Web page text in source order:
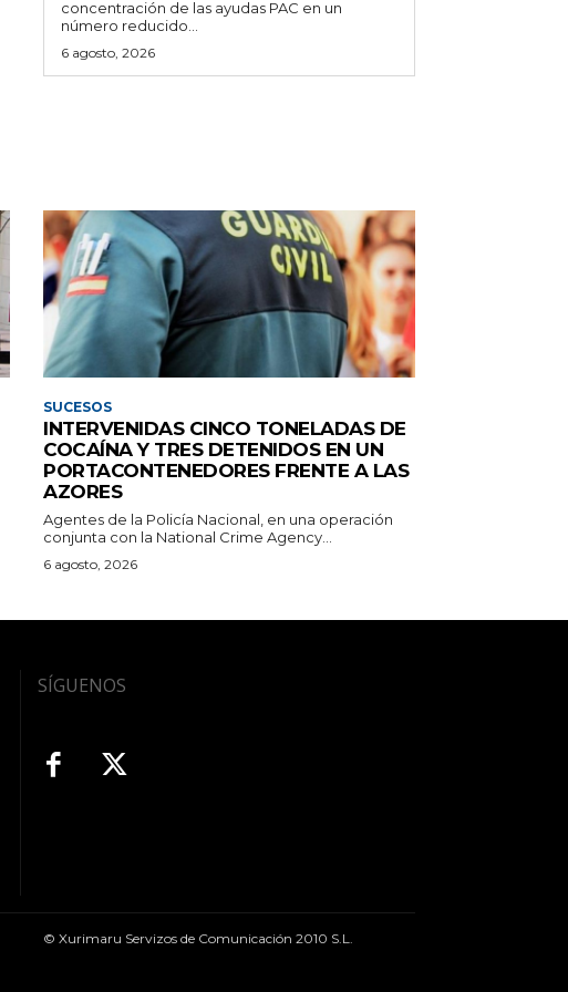
concentración de las ayudas PAC en un
número reducido...
6 agosto, 2026
SUCESOS
INTERVENIDAS CINCO TONELADAS DE
COCAÍNA Y TRES DETENIDOS EN UN
PORTACONTENEDORES FRENTE A LAS
AZORES
Agentes de la Policía Nacional, en una operación
conjunta con la National Crime Agency...
6 agosto, 2026
SÍGUENOS
© Xurimaru Servizos de Comunicación 2010 S.L.